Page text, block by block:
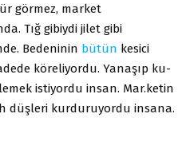
görmez, market
Tığ gibiydi jilet gibi
Bedeninin bütün kesici
köreliyordu. Yanaşıp ku-
istiyordu insan. Mar.ketin
düşleri kurduruyordu insana.